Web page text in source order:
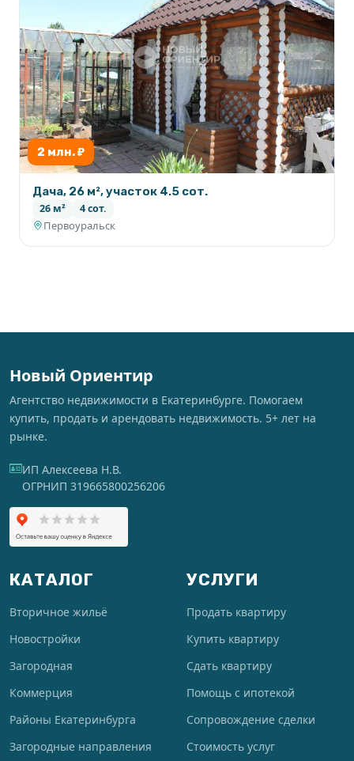
2 млн. ₽
Дача, 26 м², участок 4.5 сот.
26 м² 4 сот.
Первоуральск
Новый Ориентир
Агентство недвижимости в Екатеринбурге. Помогаем
купить, продать и арендовать недвижимость. 5+ лет на
рынке.
ИП Алексеева Н.В.
ОГРНИП 319665800256206
КАТАЛОГ
Вторичное жильё
Новостройки
Загородная
Коммерция
Районы Екатеринбурга
Загородные направления
УСЛУГИ
Продать квартиру
Купить квартиру
Сдать квартиру
Помощь с ипотекой
Сопровождение сделки
Стоимость услуг